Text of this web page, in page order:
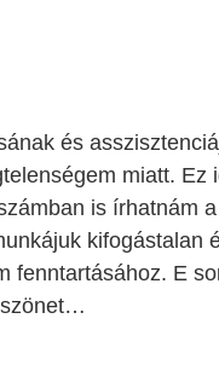
és
miatt. Ez
is írhatnám
kifogástalan
fenntartásához. E